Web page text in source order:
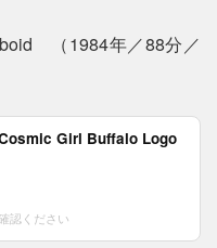
（1984年／88分／
Girl Buffalo Logo
認ください